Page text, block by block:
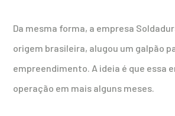
Da mesma forma, a empresa
origem brasileira, alugou um galpão
empreendimento. A ideia é que essa
operação em mais alguns meses.